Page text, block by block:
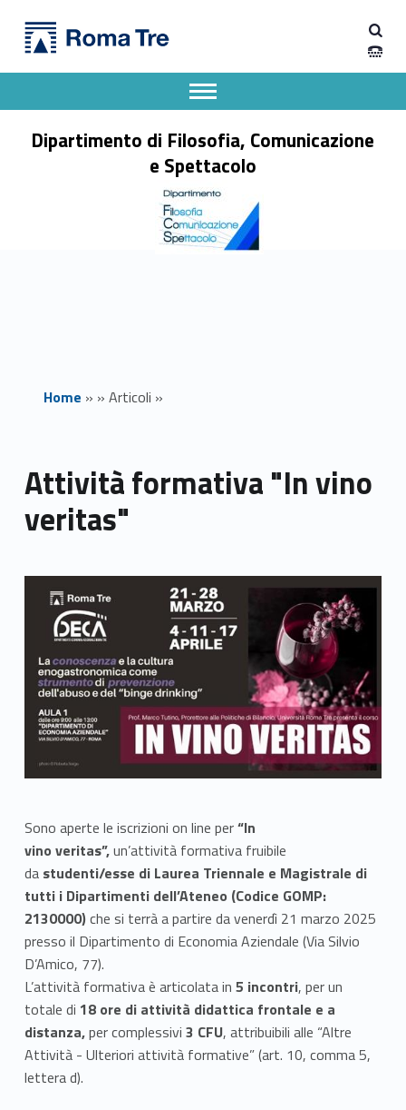
Attività formativa "In vino veritas" - Dipartimento di Filosofia, Comunicazione e Spettacolo
Dipartimento di Filosofia, Comunicazione
e Spettacolo
Apri il menu secondario
Header info sidebar
Home » » Articoli »
Attività formativa "In vino
veritas"
Link identifier archive #link-archive-thumb-soap-19994
Sono aperte le iscrizioni on line per“In
vino veritas”,un’attività formativa fruibile
da studenti/esse di Laurea Triennale e Magistrale di
tutti i Dipartimenti dell’Ateneo (Codice GOMP:
2130000)che si terrà a partire da venerdì 21 marzo 2025
presso il Dipartimento di Economia Aziendale (Via Silvio
D’Amico, 77).
L’attività formativa è articolata in 5 incontri, per un
totale di 18 ore di attività didattica frontale e a
distanza,per complessivi 3 CFU, attribuibili alle “Altre
Attività - Ulteriori attività formative” (art. 10, comma 5,
lettera d).